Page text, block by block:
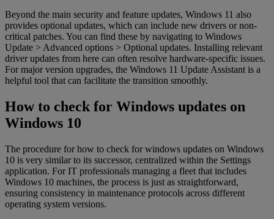
Beyond the main security and feature updates, Windows 11 also
provides optional updates, which can include new drivers or non-
critical patches. You can find these by navigating to Windows
Update > Advanced options > Optional updates. Installing relevant
driver updates from here can often resolve hardware-specific issues.
For major version upgrades, the Windows 11 Update Assistant is a
helpful tool that can facilitate the transition smoothly.
How to check for Windows updates on
Windows 10
The procedure for how to check for windows updates on Windows
10 is very similar to its successor, centralized within the Settings
application. For IT professionals managing a fleet that includes
Windows 10 machines, the process is just as straightforward,
ensuring consistency in maintenance protocols across different
operating system versions.